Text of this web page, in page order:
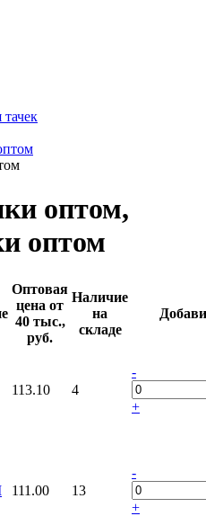
оптом,
оптом
Оптовая
цена от
40 тыс.,
руб.
Наличие
на
складе
113.10 4
-
+
111.00 13
-
+